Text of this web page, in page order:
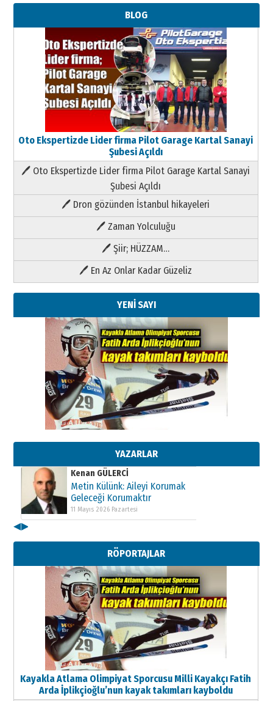
BLOG
Oto Ekspertizde Lider firma Pilot Garage Kartal Sanayi
Şubesi Açıldı
🖊 Oto Ekspertizde Lider firma Pilot Garage Kartal Sanayi
Şubesi Açıldı
🖊 Dron gözünden İstanbul hikayeleri
🖊 Zaman Yolculuğu
🖊 Şiir; HÜZZAM…
🖊 En Az Onlar Kadar Güzeliz
YENİ SAYI
YAZARLAR
Kenan GÜLERCİ
Metin Külünk: Aileyi Korumak
11 Mayıs 2026 Pazartesi
Kenan GÜLERCİ
Metin Külünk: Aileyi Korumak
Geleceği Korumaktır
11 Mayıs 2026 Pazartesi
Metin Külünk: Aileyi Korumak
Geleceği Korumaktır
11 Mayıs 2026 Pazartesi
◀▶
RÖPORTAJLAR
Kayakla Atlama Olimpiyat Sporcusu Milli Kayakçı Fatih
Arda İplikçioğlu’nun kayak takımları kayboldu